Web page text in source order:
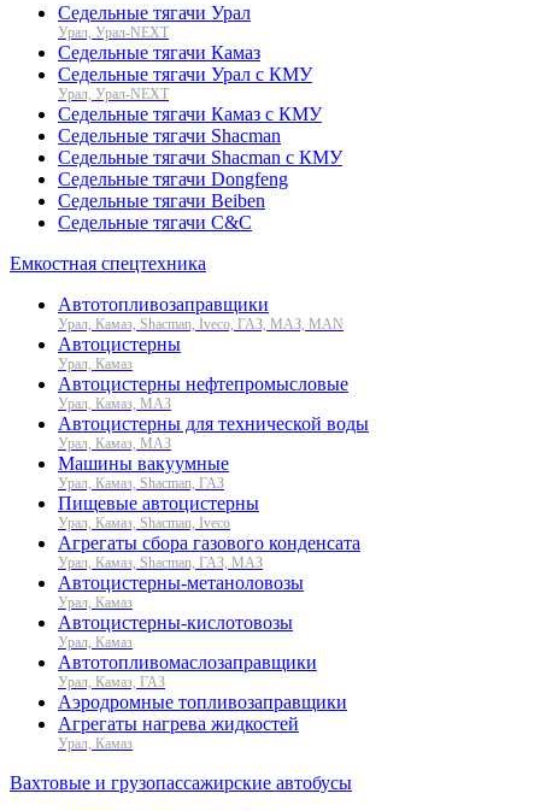
Седельные тягачи Урал
Урал, Урал-NEXT
Седельные тягачи Камаз
Седельные тягачи Урал с КМУ
Урал, Урал-NEXT
Седельные тягачи Камаз с КМУ
Седельные тягачи Shacman
Седельные тягачи Shacman с КМУ
Седельные тягачи Dongfeng
Седельные тягачи Beiben
Седельные тягачи C&C
Емкостная спецтехника
Автотопливозаправщики
Урал, Камаз, Shacman, Iveco, ГАЗ, МАЗ, MAN
Автоцистерны
Урал, Камаз
Автоцистерны нефтепромысловые
Урал, Камаз, МАЗ
Автоцистерны для технической воды
Урал, Камаз, МАЗ
Машины вакуумные
Урал, Камаз, Shacman, ГАЗ
Пищевые автоцистерны
Урал, Камаз, Shacman, Iveco
Агрегаты сбора газового конденсата
Урал, Камаз, Shacman, ГАЗ, МАЗ
Автоцистерны-метаноловозы
Урал, Камаз
Автоцистерны-кислотовозы
Урал, Камаз
Автотопливомаслозаправщики
Урал, Камаз, ГАЗ
Аэродромные топливозаправщики
Агрегаты нагрева жидкостей
Урал, Камаз
Вахтовые и грузопассажирские автобусы